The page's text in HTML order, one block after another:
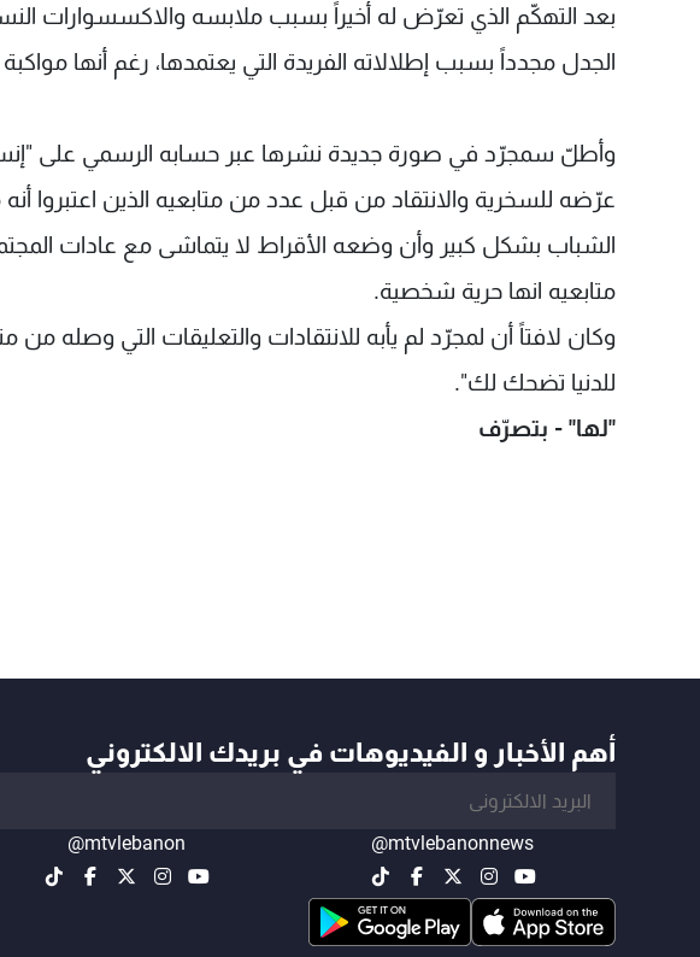
بعد التهكّم الذي تعرّض له أخيراً بسبب ملابسه والاكسسوارات
الجدل مجدداً بسبب إطلالاته الفريدة التي يعتمدها، رغم أنها
وأطلّ سمجرّد في صورة جديدة نشرها عبر حسابه الرسمي على
عرّضه للسخرية والانتقاد من قبل عدد من متابعيه الذين اعتبروا
الشباب بشكل كبير وأن وضعه الأقراط لا يتماشى مع عادات
متابعيه انها حرية شخصية.
وكان لافتاً أن لمجرّد لم يأبه للانتقادات والتعليقات التي وصله
للدنيا تضحك لك".
"لها" - بتصرّف
أهم الأخبار و الفيديوهات في بريدك الالكتروني
@mtvlebanonnews
@mtvlebanon